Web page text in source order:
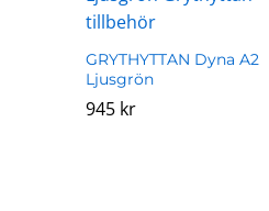
GRYTHYTTAN Dyna A2
Ljusgrön
945 kr
945 kr